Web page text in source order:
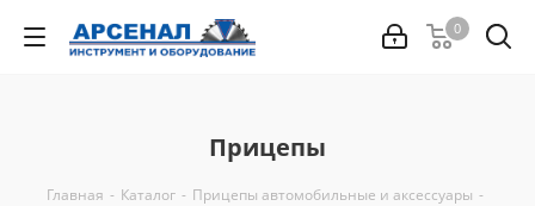
0
Прицепы
Главная - Каталог - Прицепы автомобильные и аксессуары -